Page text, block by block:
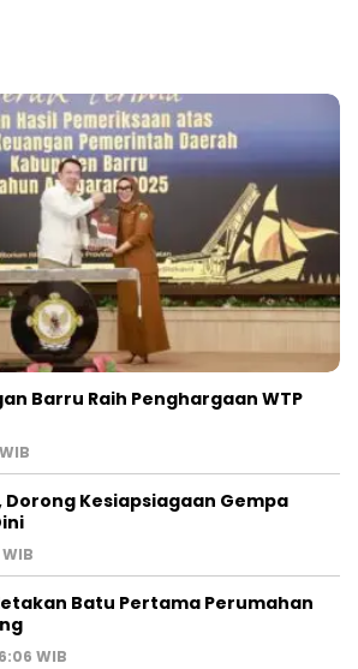
Barru Raih Penghargaan WTP
Dorong Kesiapsiagaan Gempa
Batu Pertama Perumahan
WIB